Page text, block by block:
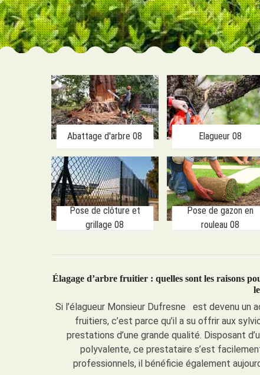
Abattage d'arbre 08 Elagueur 08
Pose de clôture et
grillage 08
Pose de gazon en
rouleau 08
Élagage d’arbre fruitier : quelles sont les raisons
Si l’élagueur Monsieur Dufresne est devenu un
fruitiers, c’est parce qu’il a su offrir aux
prestations d’une grande qualité. Disposant
polyvalente, ce prestataire s’est
professionnels, il bénéficie également